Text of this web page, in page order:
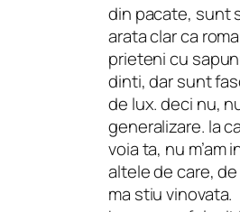
din pacate, sunt
arata clar ca
prieteni cu
dinti, dar sunt
de lux. deci nu,
generalizare. la
voia ta, nu m’am
altele de care,
ma stiu vinovata.